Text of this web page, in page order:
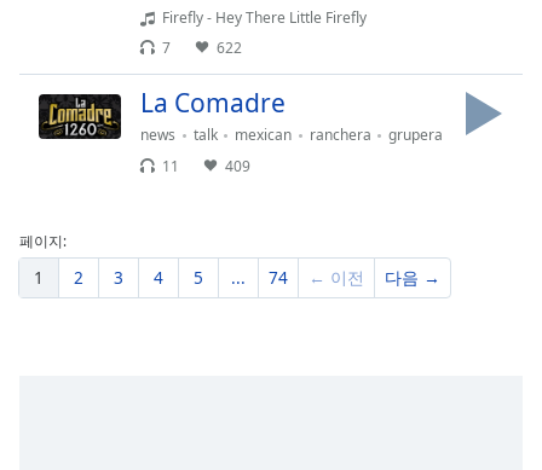
Firefly - Hey There Little Firefly
7
622
La Comadre
news talk mexican ranchera
grupera
11
409
페이지:
1 2 3 4 5 ... 74 ← 이전 다음 →